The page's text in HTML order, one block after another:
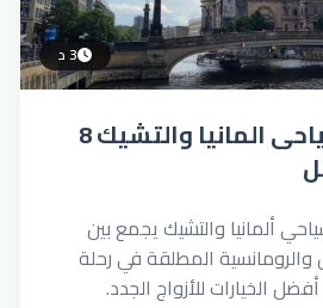
3 د
افضل برنامج سياحى المانيا والتشيك 8
ألمانيا والتشيك يجمع بين
والرومانسية المطلقة في رحلة
الخيارات للأزواج الجدد.